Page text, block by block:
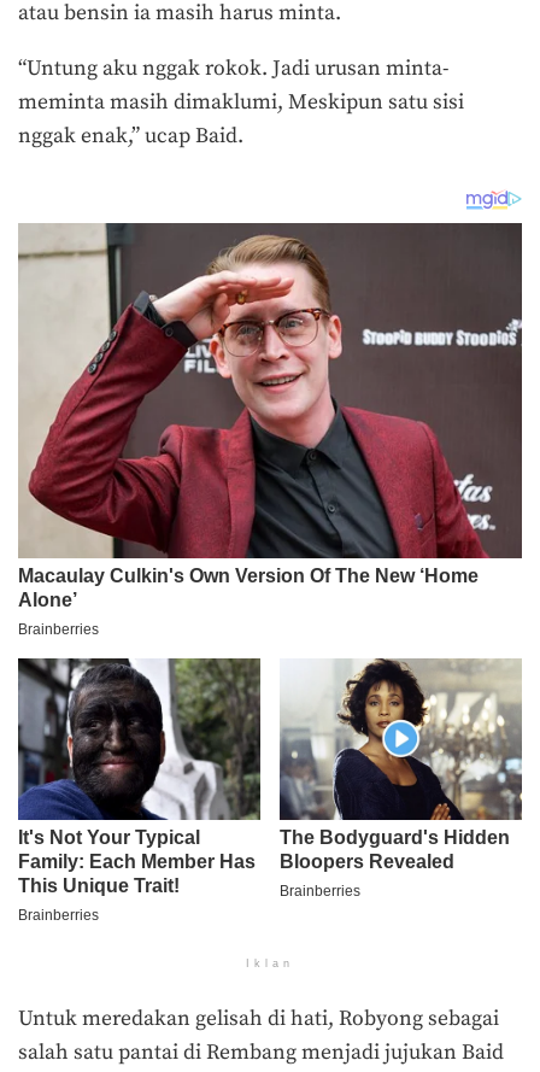
atau bensin ia masih harus minta.
“Untung aku nggak rokok. Jadi urusan minta-
meminta masih dimaklumi, Meskipun satu sisi
nggak enak,” ucap Baid.
Iklan
Untuk meredakan gelisah di hati, Robyong sebagai
salah satu pantai di Rembang menjadi jujukan Baid